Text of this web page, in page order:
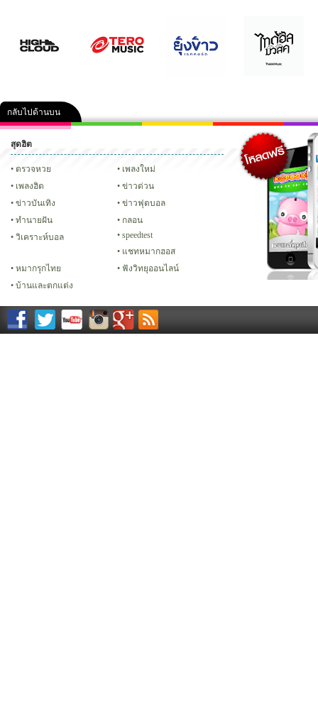
กลับไปด้านบน
คลิป ภาพ ปฏิทิน 2556 เฟซบุ๊ก ทวิ
Glitter
สุดฮิต
ตรวจหวย
เพลงใหม่
เพลงฮิต
ข่าวด่วน
ข่าวบันเทิง
ข่าวฟุตบอล
ทํานายฝัน
กลอน
วิเคราะห์บอล
speedtest
แชทหมากฮอส
หมากรุกไทย
ฟังวิทยุออนไลน์
บ้านและตกแต่ง